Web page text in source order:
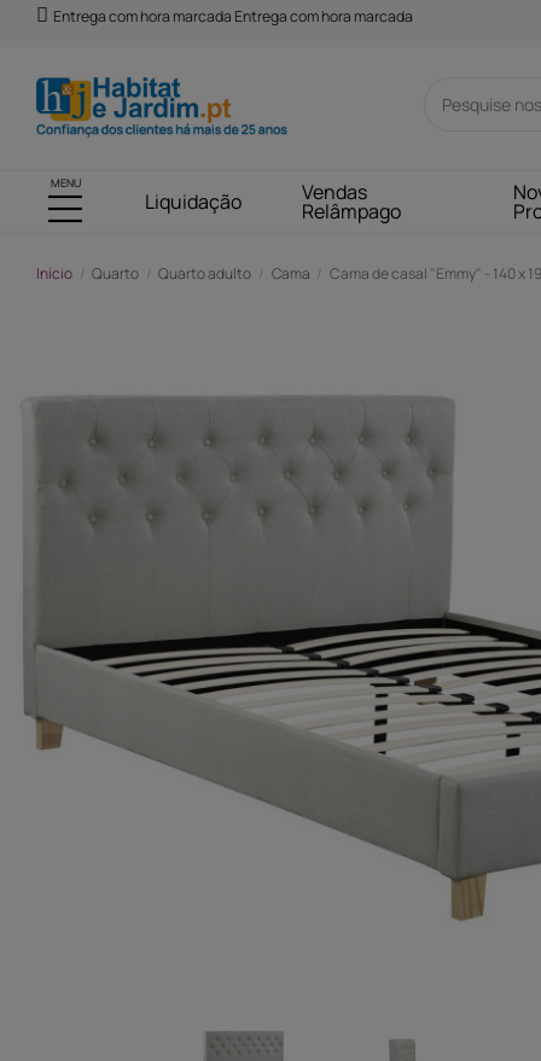
Entrega com hora marcada Entrega com hora marcada
MENU
Liquidação Vendas
Relâmpago
Início Quarto Quarto adulto Cama Cama de casal "Emmy" - 140 x